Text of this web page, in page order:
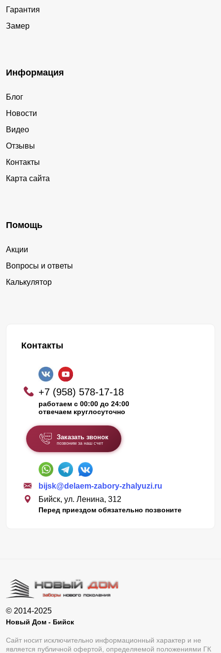
Гарантия
Замер
Информация
Блог
Новости
Видео
Отзывы
Контакты
Карта сайта
Помощь
Акции
Вопросы и ответы
Калькулятор
Контакты
+7 (958) 578-17-18
работаем с 00:00 до 24:00
отвечаем круглосуточно
Заказать звонок
позвоним за наш счет
bijsk@delaem-zabory-zhalyuzi.ru
Бийск, ул. Ленина, 312
Перед приездом обязательно позвоните
© 2014-2025
Новый Дом - Бийск
Сайт носит исключительно информационный характер и не
является публичной офертой, определяемой положениями ГК